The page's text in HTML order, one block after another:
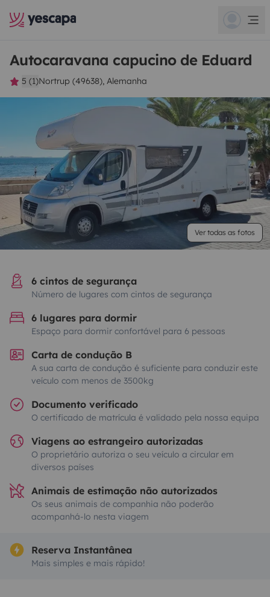
Autocaravana capucino de Eduard
5 (1)Nortrup (49638), Alemanha
Ver todas as fotos
6 cintos de segurança
Número de lugares com cintos de segurança
6 lugares para dormir
Espaço para dormir confortável para 6 pessoas
Carta de condução B
A sua carta de condução é suficiente para conduzir este
veículo com menos de 3500kg
Documento verificado
O certificado de matrícula é validado pela nossa equipa
Viagens ao estrangeiro autorizadas
O proprietário autoriza o seu veículo a circular em
diversos países
Animais de estimação não autorizados
Os seus animais de companhia não poderão
acompanhá-lo nesta viagem
Reserva Instantânea
Mais simples e mais rápido!